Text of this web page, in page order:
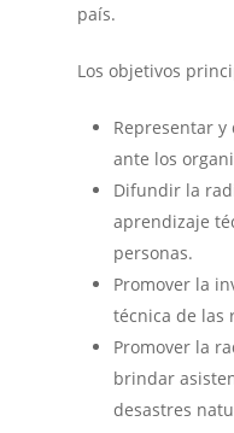
país.
Los objetivos
Representar
ante los
Difundir la
aprendizaje
personas.
Promover la
técnica de las
Promover la
brindar
desastres